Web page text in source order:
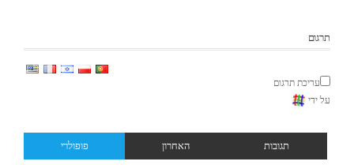
תרגום
עריכת תרגום
על ידי
פופולרי האחרון תגובות